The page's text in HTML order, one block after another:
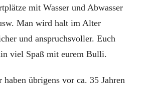
mit Wasser und Abwasser
Man wird halt im Alter
und anspruchsvoller. Euch
viel Spaß mit eurem Bulli.
haben übrigens vor ca. 35 Jahren